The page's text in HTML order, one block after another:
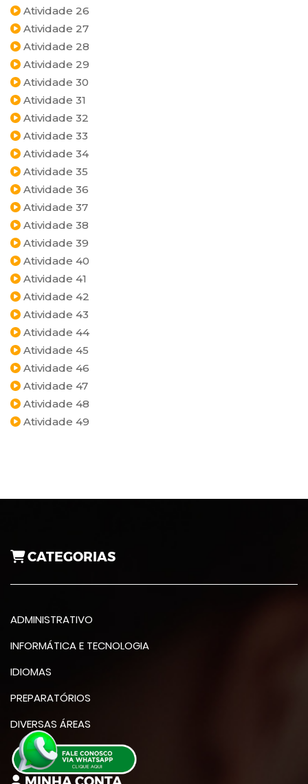
Atividade 26
Atividade 27
Atividade 28
Atividade 29
Atividade 30
Atividade 31
Atividade 32
Atividade 33
Atividade 34
Atividade 35
Atividade 36
Atividade 37
Atividade 38
Atividade 39
Atividade 40
Atividade 41
Atividade 42
Atividade 43
Atividade 44
Atividade 45
Atividade 46
Atividade 47
Atividade 48
Atividade 49
CATEGORIAS
ADMINISTRATIVO
INFORMÁTICA E TECNOLOGIA
IDIOMAS
PREPARATÓRIOS
DIVERSAS ÁREAS